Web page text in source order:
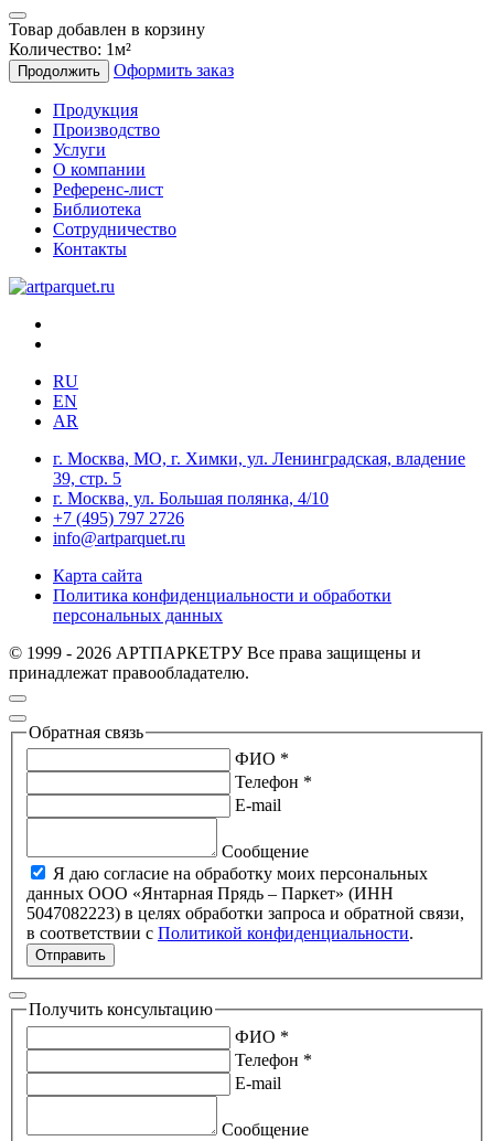
Товар добавлен в корзину
Количество: 1м²
Продолжить Оформить заказ
Продукция
Производство
Услуги
О компании
Референс-лист
Библиотека
Сотрудничество
Контакты
RU
EN
AR
г. Москва, МО, г. Химки, ул. Ленинградская, владение
39, стр. 5
г. Москва, ул. Большая полянка, 4/10
+7 (495) 797 2726
info@artparquet.ru
Карта сайта
Политика конфиденциальности и обработки
персональных данных
© 1999 - 2026 АРТПАРКЕТРУ Все права защищены и
принадлежат правообладателю.
Обратная связь
ФИО *
Телефон *
E-mail
Сообщение
Я даю согласие на обработку моих персональных
данных ООО «Янтарная Прядь – Паркет» (ИНН
5047082223) в целях обработки запроса и обратной связи,
в соответствии с Политикой конфиденциальности.
Отправить
Получить консультацию
ФИО *
Телефон *
E-mail
Сообщение